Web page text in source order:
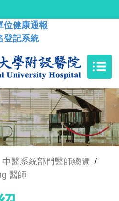
位健康通報
登記系統
中醫系統部門醫師總覽 /
醫師